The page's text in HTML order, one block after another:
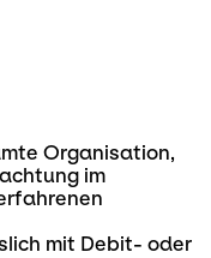
Organisation,
im
mit Debit- oder